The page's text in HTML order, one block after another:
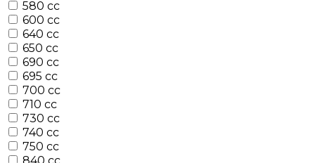
580 cc
600 cc
640 cc
650 cc
690 cc
695 cc
700 cc
710 cc
730 cc
740 cc
750 cc